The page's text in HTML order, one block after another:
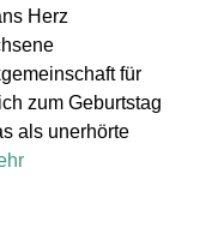
Herz
für
zum Geburtstag
als unerhörte